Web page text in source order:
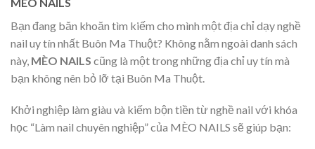
Bạn đang băn khoăn tìm kiếm cho mình một địa chỉ dạy nghề
nail uy tín nhất Buôn Ma Thuột? Không nằm ngoài danh sách
này, MÈO NAILS cũng là một trong những địa chỉ uy tín mà
bạn không nên bỏ lỡ tại Buôn Ma Thuột.
Khởi nghiệp làm giàu và kiếm bộn tiền từ nghề nail với khóa
học “Làm nail chuyên nghiệp” của MÈO NAILS sẽ giúp bạn: